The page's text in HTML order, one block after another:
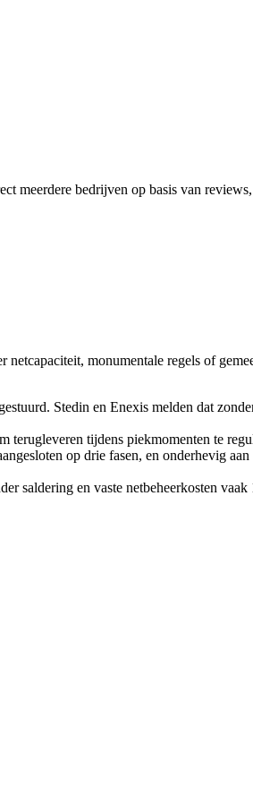
meerdere bedrijven op basis van
monumentale regels of
Stedin en Enexis melden dat
terugleveren tijdens piekmomenten te
op drie fasen, en onderhevig
saldering en vaste netbeheerkosten